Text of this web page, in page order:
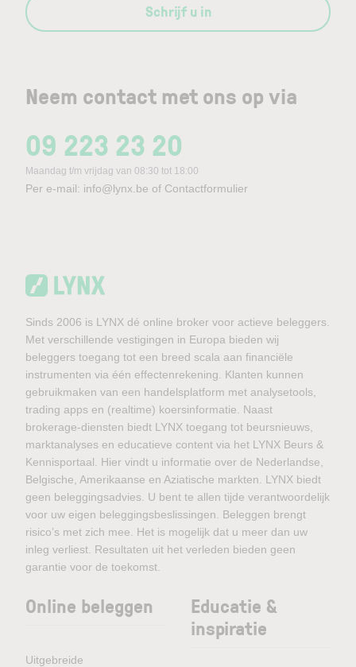
Neem contact met ons op via
09 223 23 20
Maandag t/m vrijdag van 08:30 tot 18:00
Per e-mail: info@lynx.be of Contactformulier
Schrijf u in
Sinds 2006 is LYNX dé online broker voor actieve beleggers.
Met verschillende vestigingen in Europa bieden wij
beleggers toegang tot een breed scala aan financiële
instrumenten via één effectenrekening. Klanten kunnen
gebruikmaken van een handelsplatform met analysetools,
trading apps en (realtime) koersinformatie. Naast
brokerage-diensten biedt LYNX toegang tot beursnieuws,
marktanalyses en educatieve content via het LYNX Beurs &
Kennisportaal. Hier vindt u informatie over de Nederlandse,
Belgische, Amerikaanse en Aziatische markten. LYNX biedt
geen beleggingsadvies. U bent te allen tijde verantwoordelijk
voor uw eigen beleggingsbeslissingen. Beleggen brengt
risico’s met zich mee. Het is mogelijk dat u meer dan uw
inleg verliest. Resultaten uit het verleden bieden geen
garantie voor de toekomst.
Online beleggen
Uitgebreide
Educatie &
inspiratie